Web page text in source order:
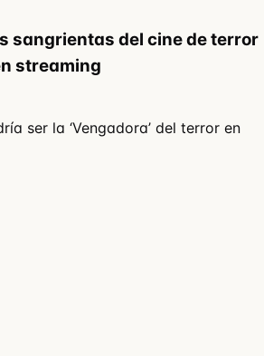
sangrientas del cine de terror
streaming